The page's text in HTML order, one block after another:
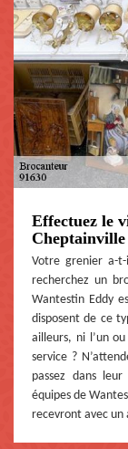
Effectuez le
Cheptainville
Votre grenier a-
recherchez un
Wantestin Eddy
disposent de ce
ailleurs, ni l’un
service ?
passez dans
équipes de
recevront avec un